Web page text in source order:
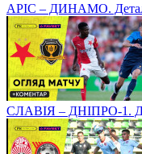
АРІС – ДИНАМО.
СЛАВІЯ – ДНІПРО-1.